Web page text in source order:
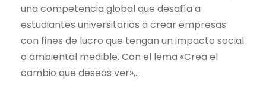
una competencia global que desafía a
estudiantes universitarios a crear empresas
con fines de lucro que tengan un impacto social
o ambiental medible. Con el lema «Crea el
cambio que deseas ver»,...